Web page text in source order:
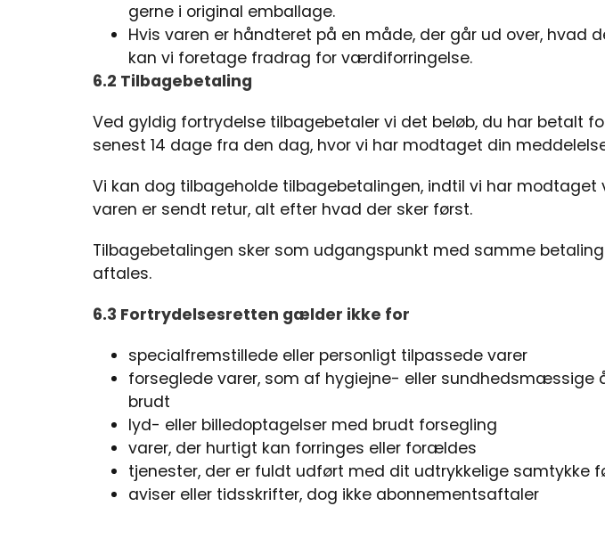
gerne i original emballage.
Hvis varen er håndteret på en måde, der går ud over,
kan vi foretage fradrag for værdiforringelse.
6.2 Tilbagebetaling
Ved gyldig fortrydelse tilbagebetaler vi det beløb, du har betalt
senest 14 dage fra den dag, hvor vi har modtaget din
Vi kan dog tilbageholde tilbagebetalingen, indtil vi har
varen er sendt retur, alt efter hvad der sker først.
Tilbagebetalingen sker som udgangspunkt med samme
aftales.
6.3 Fortrydelsesretten gælder ikke for
specialfremstillede eller personligt tilpassede varer
forseglede varer, som af hygiejne- eller sundhedsmæssige
brudt
lyd- eller billedoptagelser med brudt forsegling
varer, der hurtigt kan forringes eller forældes
tjenester, der er fuldt udført med dit udtrykkelige samtykke
aviser eller tidsskrifter, dog ikke abonnementsaftaler